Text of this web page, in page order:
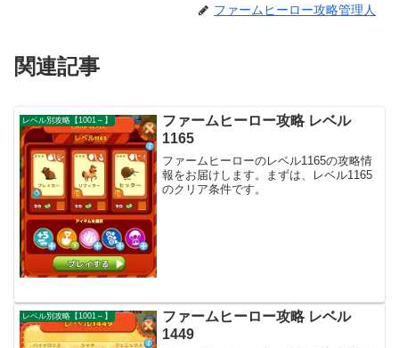
ファームヒーロー攻略管理人
関連記事
レベル別攻略【1001～】
ファームヒーロー攻略 レベル
1165
ファームヒーローのレベル1165の攻略情
報をお届けします。まずは、レベル1165
のクリア条件です。
レベル別攻略【1001～】
ファームヒーロー攻略 レベル
1449